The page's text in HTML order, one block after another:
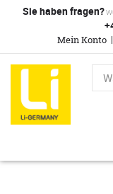
Sie haben fragen?
Mein Konto